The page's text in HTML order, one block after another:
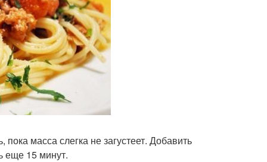
масса слегка не загустеет. Добавить
еще 15 минут.